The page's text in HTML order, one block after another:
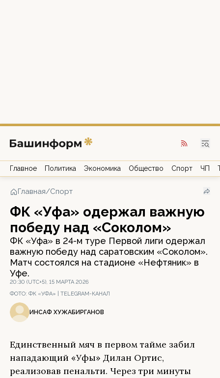
Главное Политика Экономика Общество Спорт ЧП
Главная/Спорт
ФК «Уфа» одержал важную
победу над «Соколом»
ФК «Уфа» в 24-м туре Первой лиги одержал
важную победу над саратовским «Соколом».
Матч состоялся на стадионе «Нефтяник» в
Уфе.
20:30 (UTC+5), 15 МАРТА 2026
ФОТО: ФК «УФА» | TELEGRAM-КАНАЛ
ИНСАФ ХУЖАБИРГАНОВ
Единственный мяч в первом тайме забил
нападающий «Уфы» Дилан Ортис,
реализовав пенальти. Через три минуты